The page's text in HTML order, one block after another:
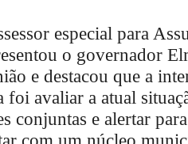
especial para
o governador
e destacou que a
foi avaliar a atual
conjuntas e alertar